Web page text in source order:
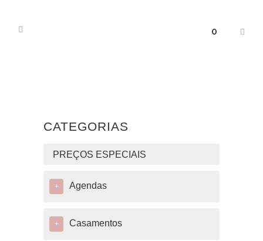
0
CATEGORIAS
PREÇOS ESPECIAIS
+ Agendas
+ Casamentos